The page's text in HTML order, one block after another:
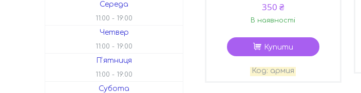
350 ₴
В наявності
Купити
армия
Середа
11:00 19:00
Четвер
11:00 19:00
Пʼятниця
11:00 19:00
Субота